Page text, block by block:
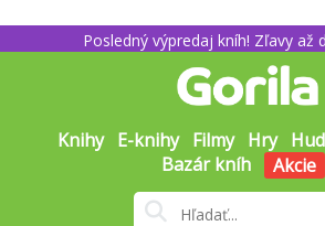
Posledný výpredaj kníh! Zľavy až
Knihy E-knihy Filmy Hry
Bazár kníh
Akcie